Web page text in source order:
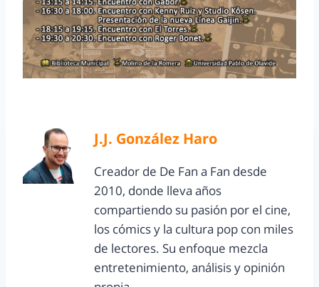
J.J. González Haro
Creador de De Fan a Fan desde
2010, donde lleva años
compartiendo su pasión por el cine,
los cómics y la cultura pop con miles
de lectores. Su enfoque mezcla
entretenimiento, análisis y opinión